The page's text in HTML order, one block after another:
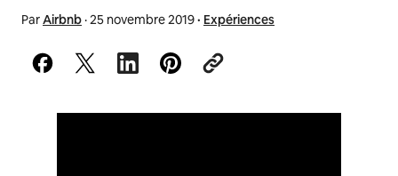
ParAirbnb·25 novembre 2019· Expériences